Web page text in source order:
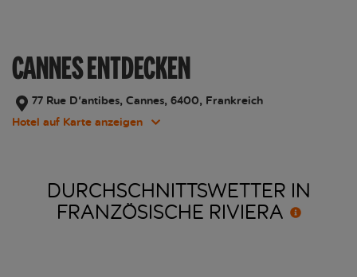
CANNES ENTDECKEN
77 Rue D'antibes, Cannes, 6400, Frankreich
Hotel auf Karte anzeigen
DURCHSCHNITTSWETTER IN
FRANZÖSISCHE RIVIERA